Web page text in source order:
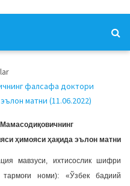
фалсафа доктори
матни (11.06.2022)
ҳимояси ҳақида эълон матни
мавзуси, ихтисослик шифри
номи): «Ўзбек бадиий